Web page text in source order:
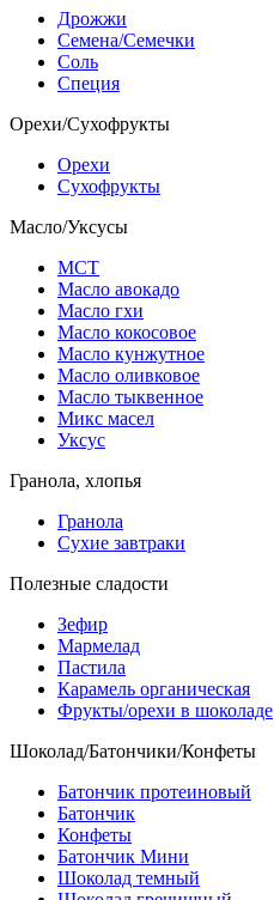
Дрожжи
Семена/Семечки
Соль
Специя
Орехи/Сухофрукты
Орехи
Сухофрукты
Масло/Уксусы
МСТ
Масло авокадо
Масло гхи
Масло кокосовое
Масло кунжутное
Масло оливковое
Масло тыквенное
Микс масел
Уксус
Гранола, хлопья
Гранола
Сухие завтраки
Полезные сладости
Зефир
Мармелад
Пастила
Карамель органическая
Фрукты/орехи в шоколаде
Шоколад/Батончики/Конфеты
Батончик протеиновый
Батончик
Конфеты
Батончик Мини
Шоколад темный